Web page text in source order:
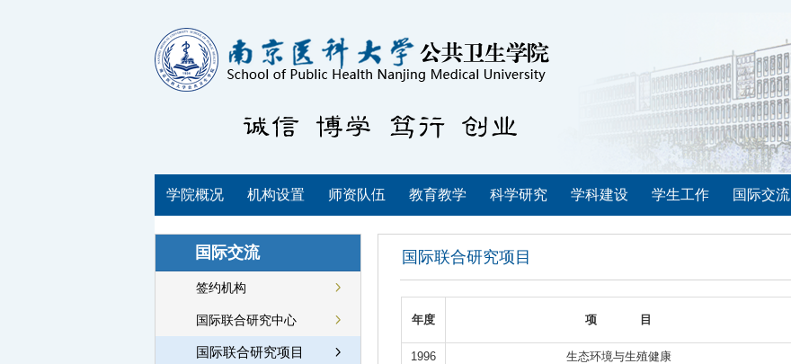
学院概况 机构设置 师资队伍 教育教学 科学研究 学科建设 学生工作 国际交流
国际交流
签约机构
国际联合研究中心
国际联合研究项目
国际联合研究项目
年度 项 目
1996 生态环境与生殖健康